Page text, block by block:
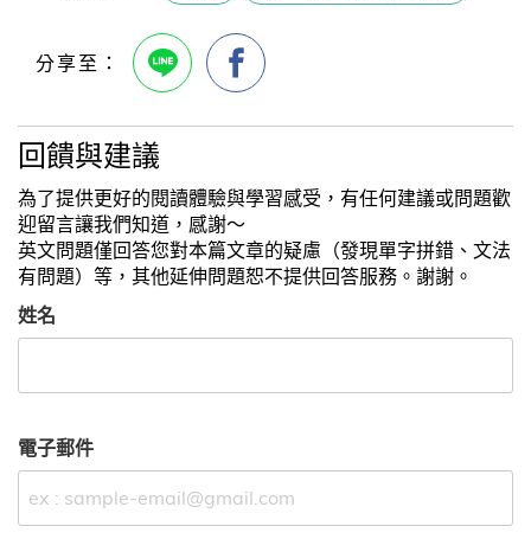
回饋與建議
為了提供更好的閱讀體驗與學習感受，有任何建議或問題歡
迎留言讓我們知道，感謝～
英文問題僅回答您對本篇文章的疑慮（發現單字拼錯、文法
有問題）等，其他延伸問題恕不提供回答服務。謝謝。
姓名
電子郵件